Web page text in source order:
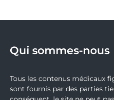
Qui sommes-nous
Tous les contenus médicaux
sont fournis par des parties